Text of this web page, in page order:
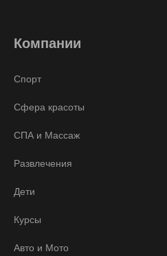
Компании
Спорт
Сфера красоты
СПА и Массаж
Развлечения
Дети
Курсы
Авто и Мото